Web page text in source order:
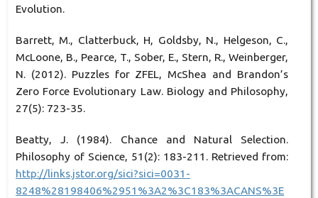
Evolution.
Barrett, M., Clatterbuck, H, Goldsby, N., Helgeson, C.,
McLoone, B., Pearce, T., Sober, E., Stern, R., Weinberger,
N. (2012). Puzzles for ZFEL, McShea and Brandon’s
Zero Force Evolutionary Law. Biology and Philosophy,
27(5): 723-35.
Beatty, J. (1984). Chance and Natural Selection.
Philosophy of Science, 51(2): 183-211. Retrieved from:
http://links.jstor.org/sici?sici=0031-
8248%28198406%2951%3A2%3C183%3ACANS%3E